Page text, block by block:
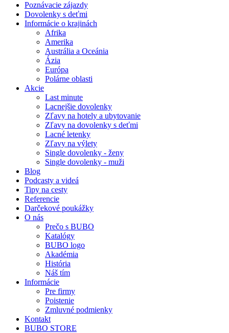
Poznávacie zájazdy
Dovolenky s deťmi
Informácie o krajinách
Afrika
Amerika
Austrália a Oceánia
Ázia
Európa
Polárne oblasti
Akcie
Last minute
Lacnejšie dovolenky
Zľavy na hotely a ubytovanie
Zľavy na dovolenky s deťmi
Lacné letenky
Zľavy na výlety
Single dovolenky - ženy
Single dovolenky - muži
Blog
Podcasty a videá
Tipy na cesty
Referencie
Darčekové poukážky
O nás
Prečo s BUBO
Katalógy
BUBO logo
Akadémia
História
Náš tím
Informácie
Pre firmy
Poistenie
Zmluvné podmienky
Kontakt
BUBO STORE